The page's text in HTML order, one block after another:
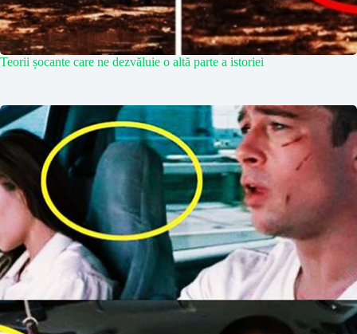
Teorii șocante care ne dezvăluie o altă parte a istoriei